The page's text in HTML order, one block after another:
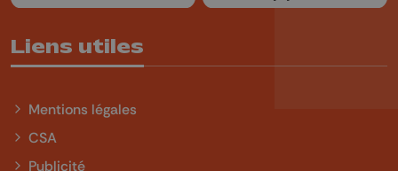
Liens utiles
Mentions légales
CSA
Publicité